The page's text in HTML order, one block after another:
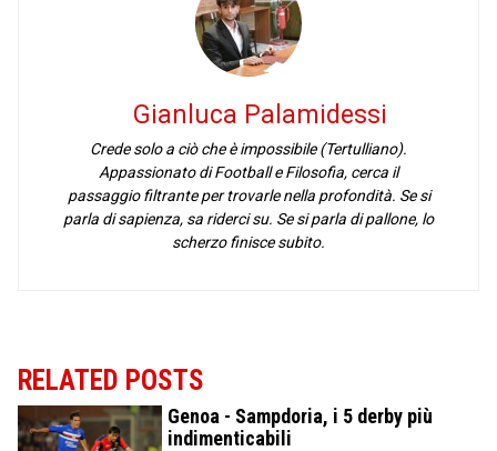
Gianluca Palamidessi
Crede solo a ciò che è impossibile (Tertulliano).
Appassionato di Football e Filosofia, cerca il
passaggio filtrante per trovarle nella profondità. Se si
parla di sapienza, sa riderci su. Se si parla di pallone, lo
scherzo finisce subito.
RELATED POSTS
Genoa - Sampdoria, i 5 derby più
indimenticabili